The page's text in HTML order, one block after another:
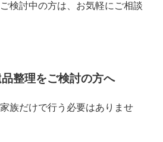
検討中の方は、お気軽にご相談
整理をご検討の方へ
族だけで行う必要はありませ